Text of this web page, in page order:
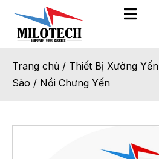
Trang chủ / Thiết Bị Xưởng
Sào / Nồi Chưng Yến